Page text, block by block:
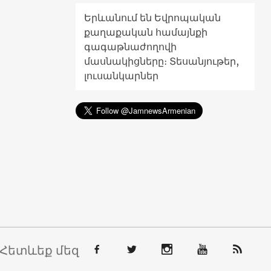
Երևանում են Եվրոպական
քաղաքական համայնքի
գագաթնաժողովի
մասնակիցները։ Տեսանյութեր,
լուսանկարներ
Հետևեք մեզ